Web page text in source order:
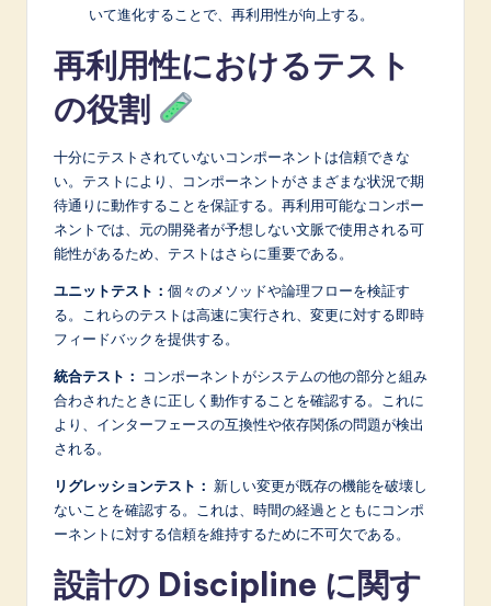
いて進化することで、再利用性が向上する。
再利用性におけるテスト
の役割
十分にテストされていないコンポーネントは信頼できな
い。テストにより、コンポーネントがさまざまな状況で期
待通りに動作することを保証する。再利用可能なコンポー
ネントでは、元の開発者が予想しない文脈で使用される可
能性があるため、テストはさらに重要である。
ユニットテスト： 個々のメソッドや論理フローを検証す
る。これらのテストは高速に実行され、変更に対する即時
フィードバックを提供する。
統合テスト：
コンポーネントがシステムの他の部分と組み
合わされたときに正しく動作することを確認する。これに
より、インターフェースの互換性や依存関係の問題が検出
される。
リグレッションテスト： 新しい変更が既存の機能を破壊し
ないことを確認する。これは、時間の経過とともにコンポ
ーネントに対する信頼を維持するために不可欠である。
設計の Discipline に関す